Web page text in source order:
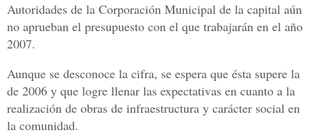
Autoridades de la Corporación Municipal de la capital aún
no aprueban el presupuesto con el que trabajarán en el año
2007.
Aunque se desconoce la cifra, se espera que ésta supere la
de 2006 y que logre llenar las expectativas en cuanto a la
realización de obras de infraestructura y carácter social en
la comunidad.